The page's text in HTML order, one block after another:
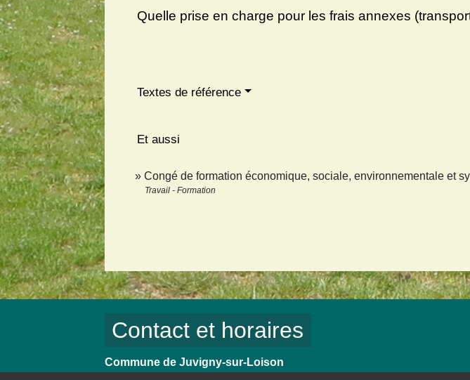
Quelle prise en charge pour les frais annexes
Textes de référence
Et aussi
Congé de formation économique, sociale, environnementale et
Travail - Formation
Contact et horaires
Commune de Juvigny-sur-Loison